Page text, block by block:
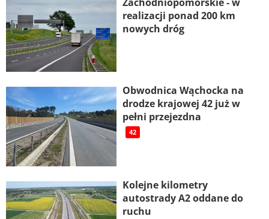
realizacji ponad 200 km
nowych dróg
Obwodnica Wąchocka na
drodze krajowej 42 już w
pełni przejezdna
42
Kolejne kilometry
autostrady A2 oddane do
ruchu